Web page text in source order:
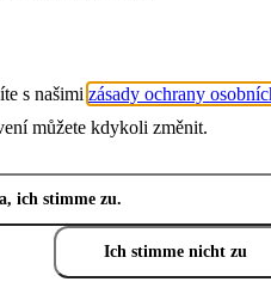
s našimi zásady ochrany
můžete kdykoli změnit.
ich stimme zu.
Ich stimme nicht zu